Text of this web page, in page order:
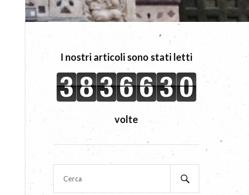
I nostri articoli sono stati letti
volte